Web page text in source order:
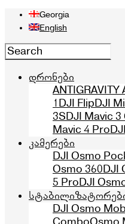
Georgia
English
დრონები
ANTIGRAVITY
1DJI FlipDJI
3SDJI Mavic 3
Mavic 4 Pro
კამერები
DJI Osmo
Osmo 360DJI
5 ProDJI
DJI Osmo